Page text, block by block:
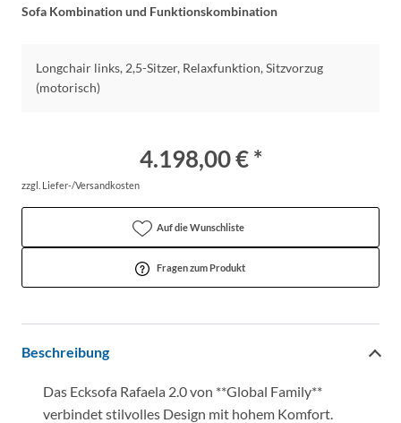
Sofa Kombination und Funktionskombination
Longchair links, 2,5-Sitzer, Relaxfunktion, Sitzvorzug
(motorisch)
4.198,00 € *
zzgl. Liefer-/Versandkosten
Auf die Wunschliste
Fragen zum Produkt
Beschreibung
Das Ecksofa Rafaela 2.0 von **Global Family**
verbindet stilvolles Design mit hohem Komfort.